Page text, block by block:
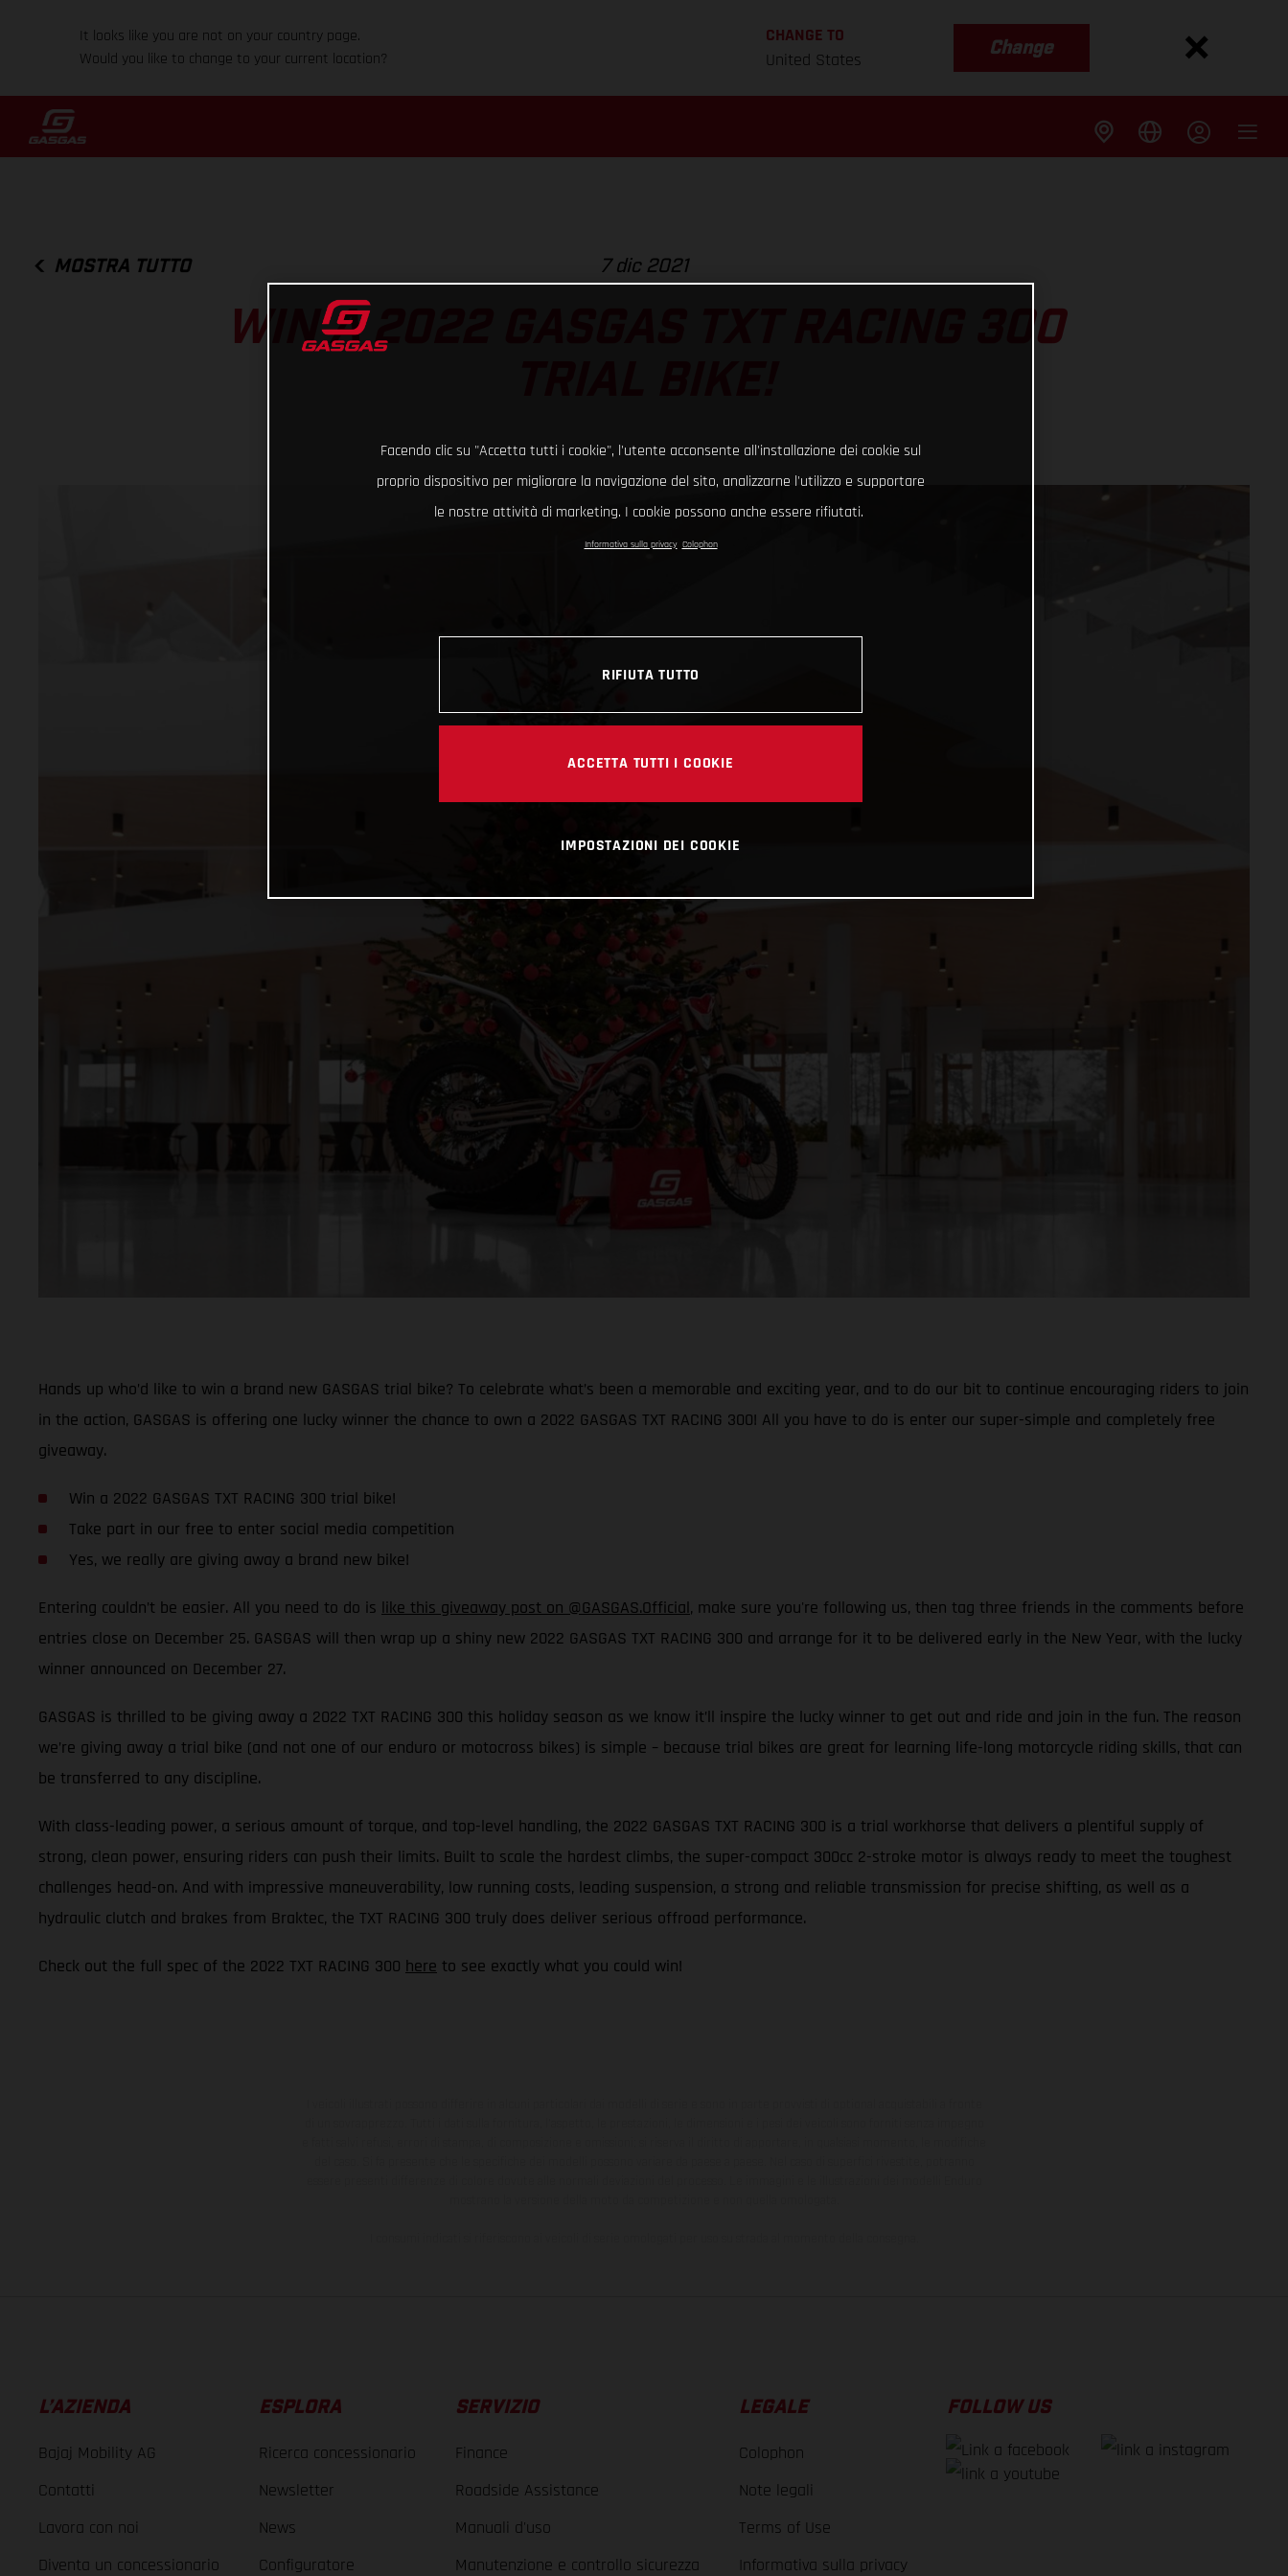
It looks like you are not on your country page.
Would you like to change to your current location?
CHANGE TO
United States
Change
MOSTRA TUTTO 7 dic 2021
WIN A 2022 GASGAS TXT RACING 300
Hands up who’d like to win a brand new GASGAS trial bike? To celebrate what’s been a memorable and exciting year, and to do our bit to continue encouraging riders to join
in the action, GASGAS is offering one lucky winner the chance to own a 2022 GASGAS TXT RACING 300! All you have to do is enter our super-simple and completely free
giveaway.
Win a 2022 GASGAS TXT RACING 300 trial bike!
Take part in our free to enter social media competition
Yes, we really are giving away a brand new bike!
Entering couldn’t be easier. All you need to do is like this giveaway post on @GASGAS.Official, make sure you're following us, then tag three friends in the comments before
entries close on December 25. GASGAS will then wrap up a shiny new 2022 GASGAS TXT RACING 300 and arrange for it to be delivered early in the New Year, with the lucky
winner announced on December 27.
GASGAS is thrilled to be giving away a 2022 TXT RACING 300 this holiday season as we know it’ll inspire the lucky winner to get out and ride and join in the fun. The reason
we’re giving away a trial bike (and not one of our enduro or motocross bikes) is simple – because trial bikes are great for learning life-long motorcycle riding skills, that can
be transferred to any discipline.
With class-leading power, a serious amount of torque, and top-level handling, the 2022 GASGAS TXT RACING 300 is a trial workhorse that delivers a plentiful supply of
strong, clean power, ensuring riders can push their limits. Built to scale the hardest climbs, the super-compact 300cc 2-stroke motor is always ready to meet the toughest
challenges head-on. And with impressive maneuverability, low running costs, leading suspension, a strong and reliable transmission for precise shifting, as well as a
hydraulic clutch and brakes from Braktec, the TXT RACING 300 truly does deliver serious offroad performance.
Check out the full spec of the 2022 TXT RACING 300 here to see exactly what you could win!
L’AZIENDA
Bajaj Mobility AG
Contatti
Lavora con noi
Diventa un concessionario
ESPLORA
Ricerca concessionario
Newsletter
News
Configuratore
SERVIZIO
Finance
Roadside Assistance
Manuali d'uso
Manutenzione e controllo sicurezza
LEGALE
Colophon
Note legali
Terms of Use
Informativa sulla privacy
FOLLOW US
Facendo clic su "Accetta tutti i cookie", l'utente acconsente all'installazione dei cookie sul
proprio dispositivo per migliorare la navigazione del sito, analizzarne l'utilizzo e supportare
le nostre attività di marketing. I cookie possono anche essere rifiutati.
Informativa sulla privacy Colophon
RIFIUTA TUTTO
ACCETTA TUTTI I COOKIE
IMPOSTAZIONI DEI COOKIE